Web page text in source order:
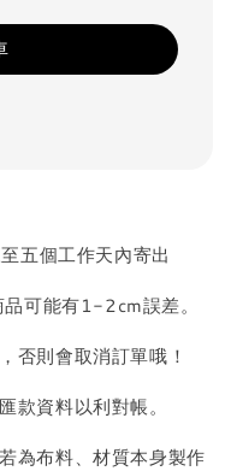
五個工作天內寄出
可能有1-2cm誤差。
否則會取消訂單哦！
款資料以利對帳。
為布料、材質本身製作